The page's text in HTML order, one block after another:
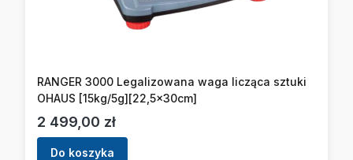
RANGER 3000 Legalizowana waga licząca sztuki
OHAUS [15kg/5g][22,5x30cm]
Cena
2 499,00 zł
Do koszyka